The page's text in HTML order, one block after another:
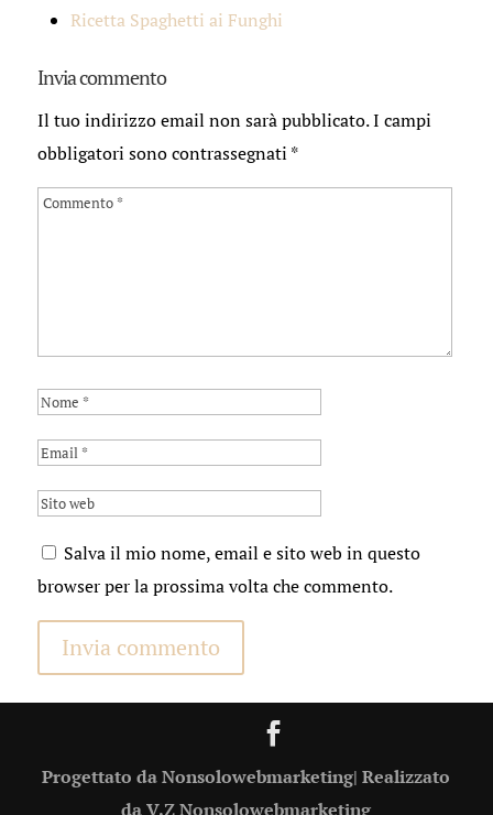
Ricetta Spaghetti ai Funghi
Invia commento
Il tuo indirizzo email non sarà pubblicato. I campi
obbligatori sono contrassegnati *
Salva il mio nome, email e sito web in questo
browser per la prossima volta che commento.
Progettato da Nonsolowebmarketing| Realizzato
da V.Z Nonsolowebmarketing